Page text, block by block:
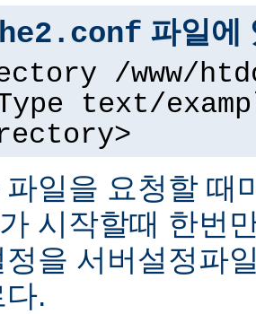
파일에
/www/
text/
파일을 요청할 때
시작할때 한번
정을 서버설정파
.